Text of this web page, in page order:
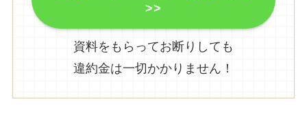
>>
資料をもらってお断りしても
違約金は一切かかりません！